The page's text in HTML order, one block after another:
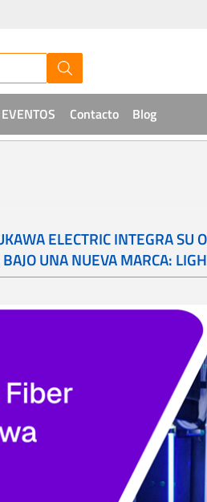
EVENTOS Contacto Blog
ELECTRIC INTEGRA SU
UNA NUEVA MARCA: